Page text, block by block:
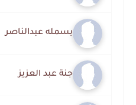
بسمله عبدالناصر
جنة عبد العزيز